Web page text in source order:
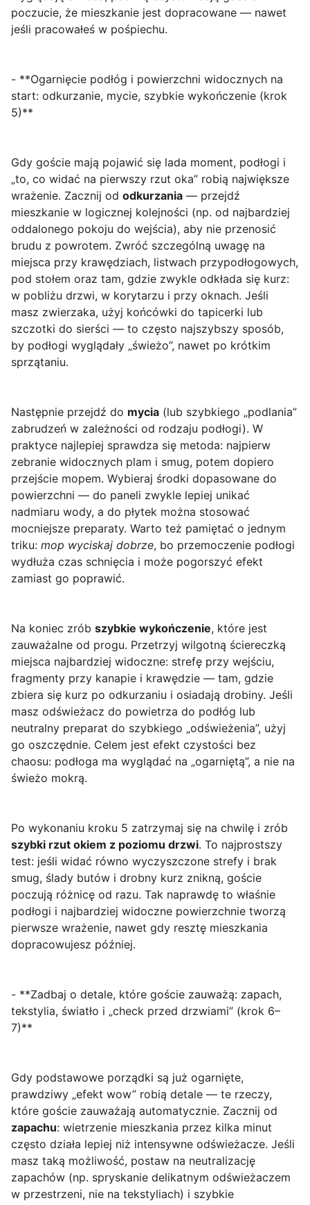
poczucie, że mieszkanie jest dopracowane — nawet
jeśli pracowałeś w pośpiechu.
- **Ogarnięcie podłóg i powierzchni widocznych na
start: odkurzanie, mycie, szybkie wykończenie (krok
5)**
Gdy goście mają pojawić się lada moment, podłogi i
„to, co widać na pierwszy rzut oka” robią największe
wrażenie. Zacznij od odkurzania — przejdź
mieszkanie w logicznej kolejności (np. od najbardziej
oddalonego pokoju do wejścia), aby nie przenosić
brudu z powrotem. Zwróć szczególną uwagę na
miejsca przy krawędziach, listwach przypodłogowych,
pod stołem oraz tam, gdzie zwykle odkłada się kurz:
w pobliżu drzwi, w korytarzu i przy oknach. Jeśli
masz zwierzaka, użyj końcówki do tapicerki lub
szczotki do sierści — to często najszybszy sposób,
by podłogi wyglądały „świeżo”, nawet po krótkim
sprzątaniu.
Następnie przejdź do mycia (lub szybkiego „podlania”
zabrudzeń w zależności od rodzaju podłogi). W
praktyce najlepiej sprawdza się metoda: najpierw
zebranie widocznych plam i smug, potem dopiero
przejście mopem. Wybieraj środki dopasowane do
powierzchni — do paneli zwykle lepiej unikać
nadmiaru wody, a do płytek można stosować
mocniejsze preparaty. Warto też pamiętać o jednym
triku: mop wyciskaj dobrze, bo przemoczenie podłogi
wydłuża czas schnięcia i może pogorszyć efekt
zamiast go poprawić.
Na koniec zrób szybkie wykończenie, które jest
zauważalne od progu. Przetrzyj wilgotną ściereczką
miejsca najbardziej widoczne: strefę przy wejściu,
fragmenty przy kanapie i krawędzie — tam, gdzie
zbiera się kurz po odkurzaniu i osiadają drobiny. Jeśli
masz odświeżacz do powietrza do podłóg lub
neutralny preparat do szybkiego „odświeżenia”, użyj
go oszczędnie. Celem jest efekt czystości bez
chaosu: podłoga ma wyglądać na „ogarniętą”, a nie na
świeżo mokrą.
Po wykonaniu kroku 5 zatrzymaj się na chwilę i zrób
szybki rzut okiem z poziomu drzwi. To najprostszy
test: jeśli widać równo wyczyszczone strefy i brak
smug, ślady butów i drobny kurz znikną, goście
poczują różnicę od razu. Tak naprawdę to właśnie
podłogi i najbardziej widoczne powierzchnie tworzą
pierwsze wrażenie, nawet gdy resztę mieszkania
dopracowujesz później.
- **Zadbaj o detale, które goście zauważą: zapach,
tekstylia, światło i „check przed drzwiami” (krok 6–
7)**
Gdy podstawowe porządki są już ogarnięte,
prawdziwy „efekt wow” robią detale — te rzeczy,
które goście zauważają automatycznie. Zacznij od
zapachu: wietrzenie mieszkania przez kilka minut
często działa lepiej niż intensywne odświeżacze. Jeśli
masz taką możliwość, postaw na neutralizację
zapachów (np. spryskanie delikatnym odświeżaczem
w przestrzeni, nie na tekstyliach) i szybkie